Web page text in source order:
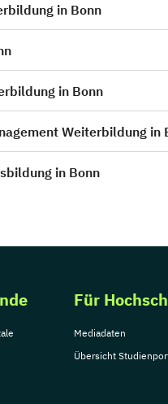
in Bonn
in Bonn
Weiterbildung in
in Bonn
Für
Mediadaten
Übersicht